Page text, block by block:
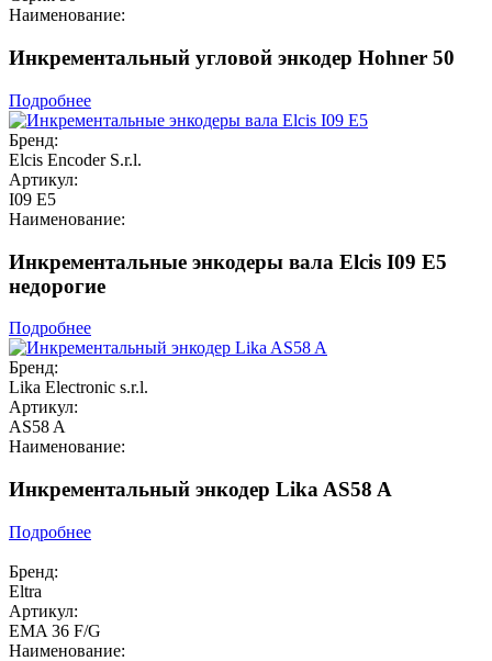
Наименование:
Инкрементальный угловой энкодер Hohner 50
Подробнее
Бренд:
Elcis Encoder S.r.l.
Артикул:
I09 E5
Наименование:
Инкрементальные энкодеры вала Elcis I09 E5
недорогие
Подробнее
Бренд:
Lika Electronic s.r.l.
Артикул:
AS58 A
Наименование:
Инкрементальный энкодер Lika AS58 A
Подробнее
Бренд:
Eltra
Артикул:
EMA 36 F/G
Наименование: